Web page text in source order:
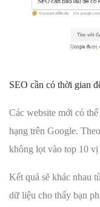
SEO cần có thời gian
Các website mới có
hạng trên Google.
không lọt vào top 10
Kết quả sẽ khác nhau
dữ liệu cho thấy bạn